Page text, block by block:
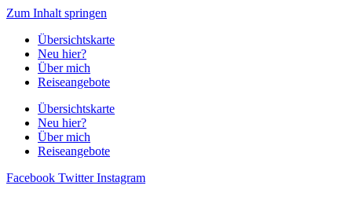
Zum Inhalt springen
Übersichtskarte
Neu hier?
Über mich
Reiseangebote
Übersichtskarte
Neu hier?
Über mich
Reiseangebote
Facebook Twitter Instagram